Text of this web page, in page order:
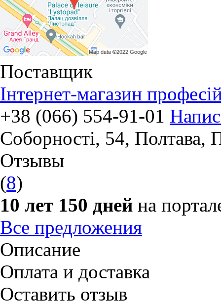
Поставщик
Інтернет-магазин
+38 (066) 554-91-01
Соборності, 54, Полтава,
Отзывы
(8)
10 лет 150 дней на
Все предложения
Описание
Оплата и доставка
Оставить отзыв